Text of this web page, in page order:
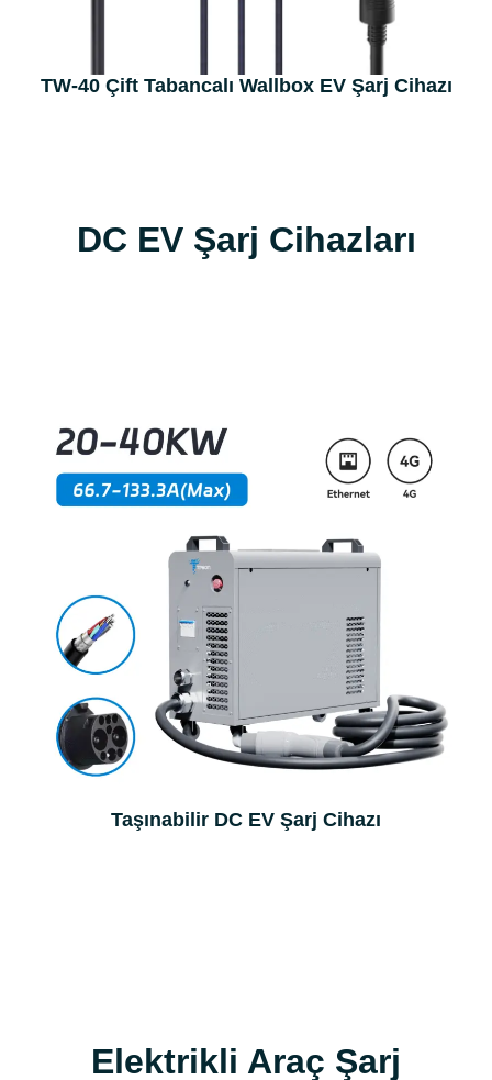
TW-40 Çift Tabancalı Wallbox EV Şarj Cihazı
DC EV Şarj Cihazları
Taşınabilir DC EV Şarj Cihazı
Elektrikli Araç Şarj